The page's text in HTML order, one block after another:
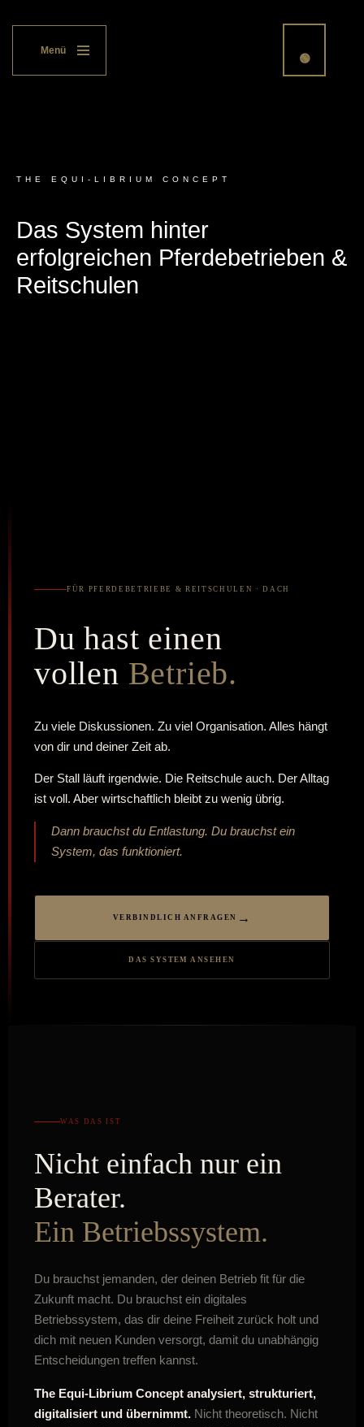
Menü
🟢
THE EQUI-LIBRIUM CONCEPT
Das System hinter
erfolgreichen Pferdebetrieben &
Reitschulen
FÜR PFERDEBETRIEBE & REITSCHULEN · DACH
Du hast einen
vollen Betrieb.
Zu viele Diskussionen. Zu viel Organisation. Alles hängt
von dir und deiner Zeit ab.
Der Stall läuft irgendwie. Die Reitschule auch. Der Alltag
ist voll. Aber wirtschaftlich bleibt zu wenig übrig.
Dann brauchst du Entlastung. Du brauchst ein
System, das funktioniert.
VERBINDLICH ANFRAGEN
DAS SYSTEM ANSEHEN
WAS DAS IST
Nicht einfach nur ein
Berater.
Ein Betriebssystem.
Du brauchst jemanden, der deinen Betrieb fit für die
Zukunft macht. Du brauchst ein digitales
Betriebssystem, das dir deine Freiheit zurück holt und
dich mit neuen Kunden versorgt, damit du unabhängig
Entscheidungen treffen kannst.
The Equi-Librium Concept analysiert, strukturiert,
digitalisiert und übernimmt. Nicht theoretisch. Nicht